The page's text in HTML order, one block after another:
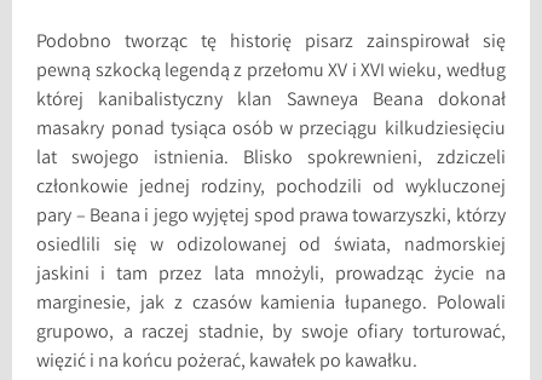
Podobno tworząc tę historię pisarz zainspirował się
pewną szkocką legendą z przełomu XV i XVI wieku, według
której kanibalistyczny klan Sawneya Beana dokonał
masakry ponad tysiąca osób w przeciągu kilkudziesięciu
lat swojego istnienia. Blisko spokrewnieni, zdziczeli
członkowie jednej rodziny, pochodzili od wykluczonej
pary – Beana i jego wyjętej spod prawa towarzyszki, którzy
osiedlili się w odizolowanej od świata, nadmorskiej
jaskini i tam przez lata mnożyli, prowadząc życie na
marginesie, jak z czasów kamienia łupanego. Polowali
grupowo, a raczej stadnie, by swoje ofiary torturować,
więzić i na końcu pożerać, kawałek po kawałku.